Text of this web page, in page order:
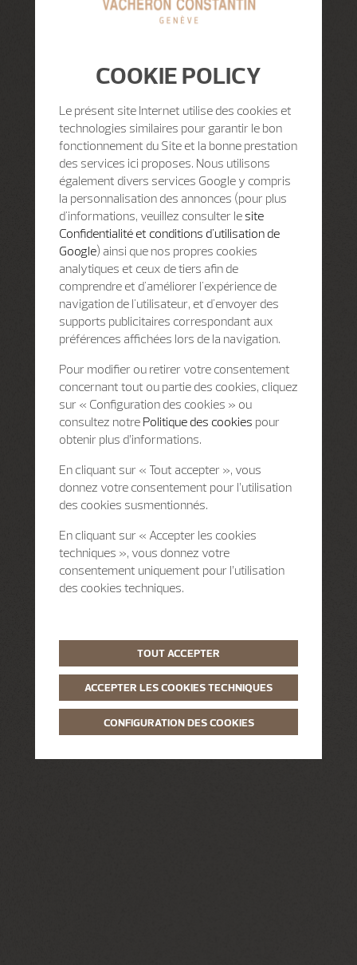
COOKIE POLICY
Le présent site Internet utilise des cookies et
technologies similaires pour garantir le bon
fonctionnement du Site et la bonne prestation
des services ici proposes. Nous utilisons
également divers services Google y compris
la personnalisation des annonces (pour plus
d'informations, veuillez consulter le site
Confidentialité et conditions d'utilisation de
Google) ainsi que nos propres cookies
analytiques et ceux de tiers afin de
comprendre et d'améliorer l'expérience de
navigation de l'utilisateur, et d'envoyer des
supports publicitaires correspondant aux
préférences affichées lors de la navigation.
Pour modifier ou retirer votre consentement
concernant tout ou partie des cookies, cliquez
sur « Configuration des cookies » ou
consultez notre Politique des cookies pour
obtenir plus d’informations.
En cliquant sur « Tout accepter », vous
donnez votre consentement pour l’utilisation
des cookies susmentionnés.
En cliquant sur « Accepter les cookies
techniques », vous donnez votre
consentement uniquement pour l’utilisation
des cookies techniques.
TOUT ACCEPTER
ACCEPTER LES COOKIES TECHNIQUES
CONFIGURATION DES COOKIES